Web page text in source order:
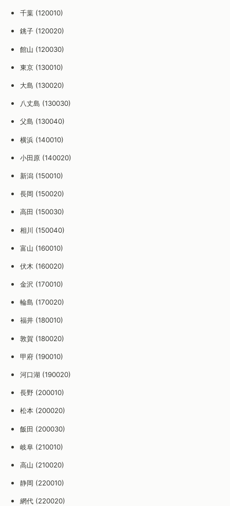
千葉 (120010)
銚子 (120020)
館山 (120030)
東京 (130010)
大島 (130020)
八丈島 (130030)
父島 (130040)
横浜 (140010)
小田原 (140020)
新潟 (150010)
長岡 (150020)
高田 (150030)
相川 (150040)
富山 (160010)
伏木 (160020)
金沢 (170010)
輪島 (170020)
福井 (180010)
敦賀 (180020)
甲府 (190010)
河口湖 (190020)
長野 (200010)
松本 (200020)
飯田 (200030)
岐阜 (210010)
高山 (210020)
静岡 (220010)
網代 (220020)